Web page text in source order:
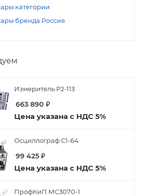
категории
бренда Россия
Измеритель Р2-113
663 890 ₽
Цена указана с НДС 5%
Осциллограф С1-64
99 425 ₽
Цена указана с НДС 5%
ПрофКиП МС3070-1